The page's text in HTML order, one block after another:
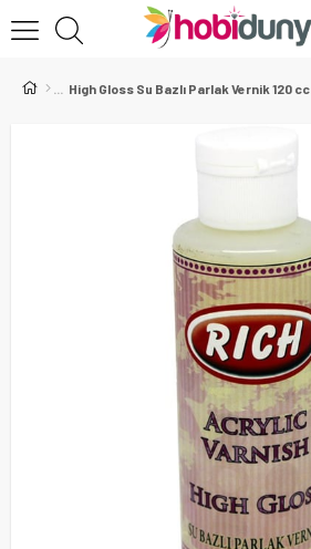
High Gloss Su Bazlı Parlak Vernik 120 cc